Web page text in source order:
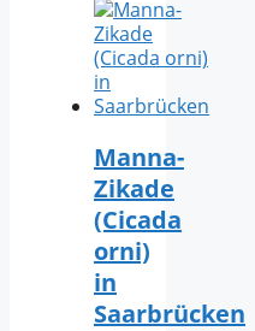
Manna-
Zikade
(Cicada
orni)
in
Saarbrücken